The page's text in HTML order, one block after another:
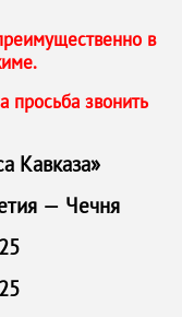
в
звонить
Кавказа»
— Чечня